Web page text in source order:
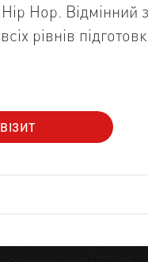
Hop. Відмінний
рівнів